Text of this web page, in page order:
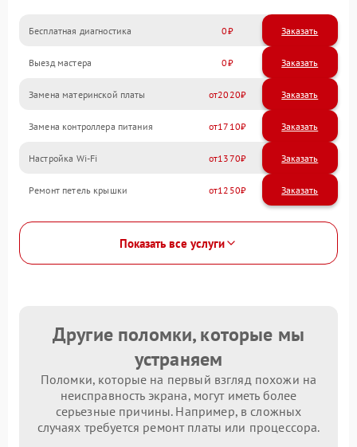
Бесплатная диагностика 0 Заказать
Выезд мастера 0 Заказать
Замена материнской платы 2020
Замена контроллера питания 1710
Настройка Wi-Fi 1370
Ремонт петель крышки 1250
Показать все услуги
Другие поломки, которые мы
устраняем
Поломки, которые на первый взгляд похожи на
неисправность экрана, могут иметь более
серьезные причины. Например, в сложных
случаях требуется ремонт платы или процессора.